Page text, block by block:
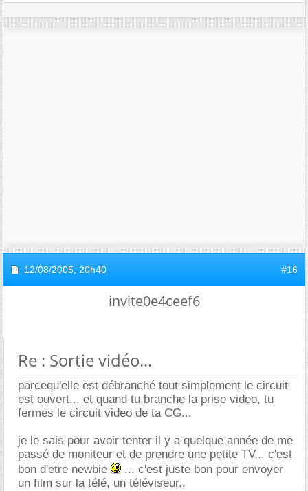
12/08/2005, 20h40 #16
invite0e4ceef6
Re : Sortie vidéo...
parcequ'elle est débranché tout simplement le circuit
est ouvert... et quand tu branche la prise video, tu
fermes le circuit video de ta CG...
je le sais pour avoir tenter il y a quelque année de me
passé de moniteur et de prendre une petite TV... c'est
bon d'etre newbie
... c'est juste bon pour envoyer
un film sur la télé, un téléviseur..